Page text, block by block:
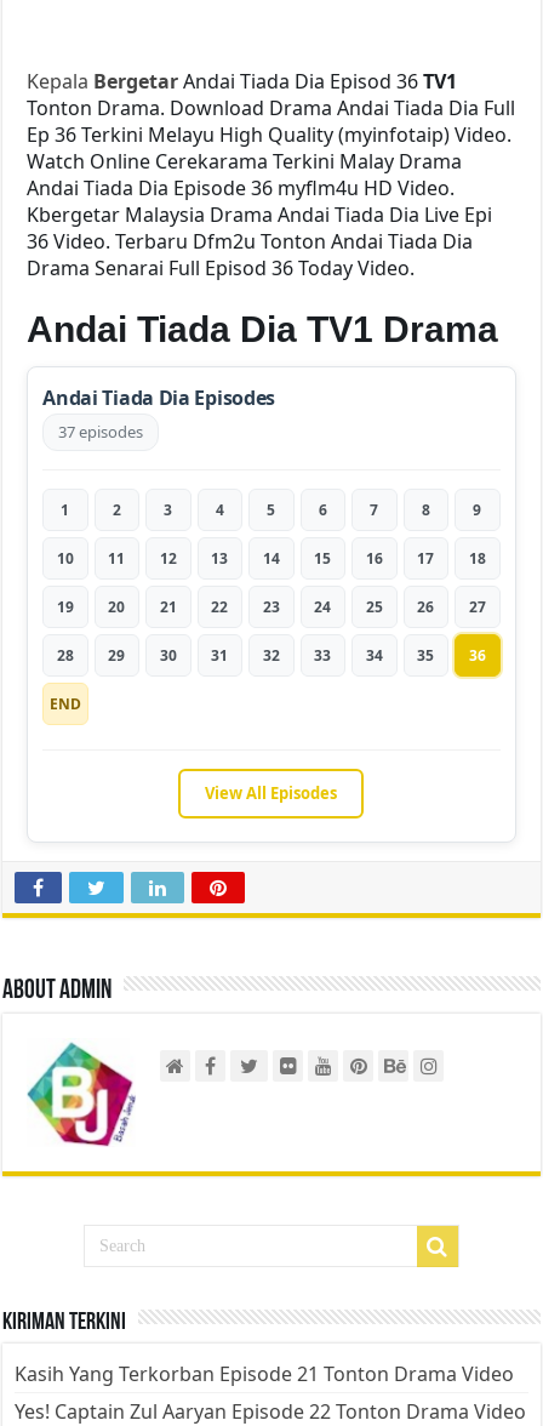
Kepala BergetarAndai Tiada Dia Episod 36TV1
Tonton Drama. Download Drama Andai Tiada Dia Full
Ep 36 Terkini Melayu High Quality (myinfotaip) Video.
Watch Online Cerekarama Terkini Malay Drama
Andai Tiada Dia Episode 36 myflm4u HD Video.
Kbergetar Malaysia Drama Andai Tiada Dia Live Epi
36 Video. Terbaru Dfm2u Tonton Andai Tiada Dia
Drama Senarai Full Episod 36 Today Video.
Andai Tiada Dia TV1 Drama
Andai Tiada Dia Episodes
37 episodes
1 2 3 4 5 6 7 8 9
10 11 12 13 14 15 16 17 18
19 20 21 22 23 24 25 26 27
28 29 30 31 32 33 34 35 36
END
View All Episodes
About admin
Kiriman Terkini
Kasih Yang Terkorban Episode 21 Tonton Drama Video
Yes! Captain Zul Aaryan Episode 22 Tonton Drama Video